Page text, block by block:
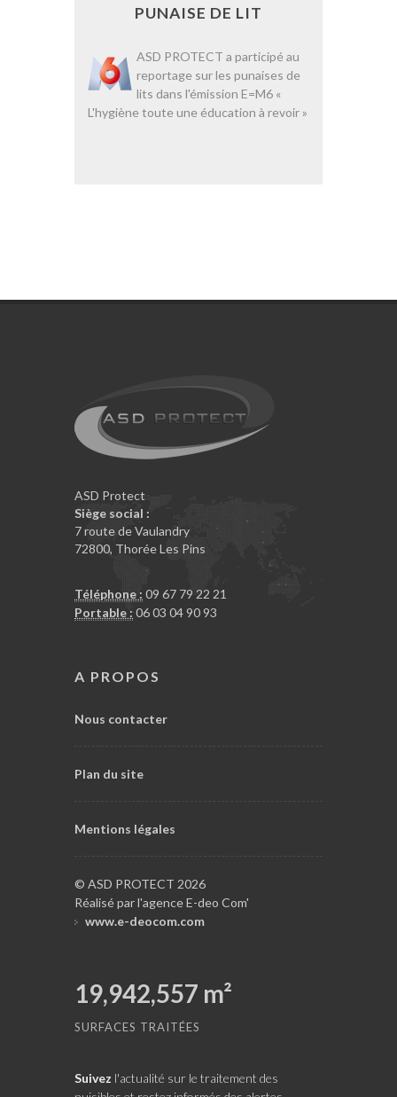
PUNAISE DE LIT
ASD PROTECT a participé au
reportage sur les punaises de
lits dans l'émission E=M6 «
L'hygiène toute une éducation à revoir »
ASD Protect
Siège social :
7 route de Vaulandry
72800, Thorée Les Pins
Téléphone : 09 67 79 22 21
Portable : 06 03 04 90 93
A PROPOS
Nous contacter
Plan du site
Mentions légales
© ASD PROTECT 2026
Réalisé par l'agence E-deo Com'
www.e-deocom.com
19,942,557 m²
SURFACES TRAITÉES
Suivez l'actualité sur le traitement des